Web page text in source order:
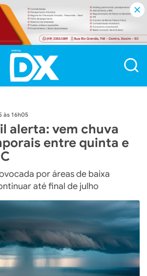
às 16h05
alerta: vem chuva
entre quinta e
por áreas de baixa
até final de julho